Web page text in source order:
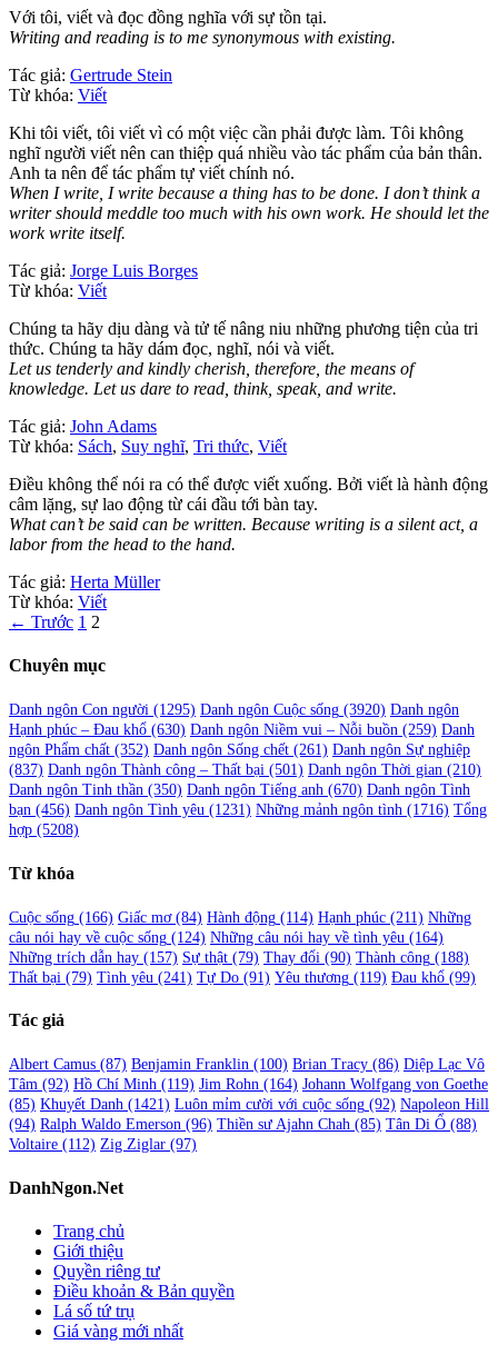
Với tôi, viết và đọc đồng nghĩa với sự tồn tại.
Writing and reading is to me synonymous with existing.
Tác giả: Gertrude Stein
Từ khóa: Viết
Khi tôi viết, tôi viết vì có một việc cần phải được làm. Tôi không
nghĩ người viết nên can thiệp quá nhiều vào tác phẩm của bản thân.
Anh ta nên để tác phẩm tự viết chính nó.
When I write, I write because a thing has to be done. I don’t think a
writer should meddle too much with his own work. He should let the
work write itself.
Tác giả: Jorge Luis Borges
Từ khóa: Viết
Chúng ta hãy dịu dàng và tử tế nâng niu những phương tiện của tri
thức. Chúng ta hãy dám đọc, nghĩ, nói và viết.
Let us tenderly and kindly cherish, therefore, the means of
knowledge. Let us dare to read, think, speak, and write.
Tác giả: John Adams
Từ khóa: Sách, Suy nghĩ, Tri thức, Viết
Điều không thể nói ra có thể được viết xuống. Bởi viết là hành động
câm lặng, sự lao động từ cái đầu tới bàn tay.
What can’t be said can be written. Because writing is a silent act, a
labor from the head to the hand.
Tác giả: Herta Müller
Từ khóa: Viết
Phân
trang
viết
← Trước 1 2
Chuyên mục
Danh ngôn Con người (1295) Danh ngôn Cuộc sống (3920) Danh ngôn
Hạnh phúc – Đau khổ (630) Danh ngôn Niềm vui – Nỗi buồn (259) Danh
ngôn Phẩm chất (352) Danh ngôn Sống chết (261) Danh ngôn Sự nghiệp
(837) Danh ngôn Thành công – Thất bại (501) Danh ngôn Thời gian (210)
Danh ngôn Tinh thần (350) Danh ngôn Tiếng anh (670) Danh ngôn Tình
bạn (456) Danh ngôn Tình yêu (1231) Những mảnh ngôn tình (1716) Tổng
hợp (5208)
Từ khóa
Cuộc sống (166) Giấc mơ(84) Hành động (114) Hạnh phúc (211) Những
câu nói hay về cuộc sống (124) Những câu nói hay về tình yêu (164)
Những trích dẫn hay (157) Sự thật (79) Thay đổi (90) Thành công (188)
Thất bại (79) Tình yêu (241) Tự Do (91) Yêu thương (119) Đau khổ (99)
Tác giả
Albert Camus (87) Benjamin Franklin (100) Brian Tracy (86) Diệp Lạc Vô
Tâm (92) Hồ Chí Minh (119) Jim Rohn (164) Johann Wolfgang von Goethe
(85) Khuyết Danh (1421) Luôn mỉm cười với cuộc sống (92) Napoleon Hill
(94) Ralph Waldo Emerson (96) Thiền sư Ajahn Chah (85) Tân Di Ổ (88)
Voltaire (112) Zig Ziglar (97)
DanhNgon.Net
Trang chủ
Giới thiệu
Quyền riêng tư
Điều khoản & Bản quyền
Lá số tứ trụ
Giá vàng mới nhất